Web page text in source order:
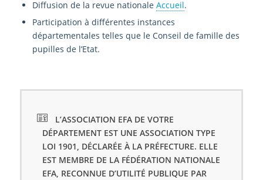
Diffusion de la revue nationale Accueil.
Participation à différentes instances
départementales telles que le Conseil de famille des
pupilles de l’Etat.
L’ASSOCIATION EFA DE VOTRE
DÉPARTEMENT EST UNE ASSOCIATION TYPE
LOI 1901, DÉCLARÉE À LA PRÉFECTURE. ELLE
EST MEMBRE DE LA FÉDÉRATION NATIONALE
EFA, RECONNUE D’UTILITÉ PUBLIQUE PAR